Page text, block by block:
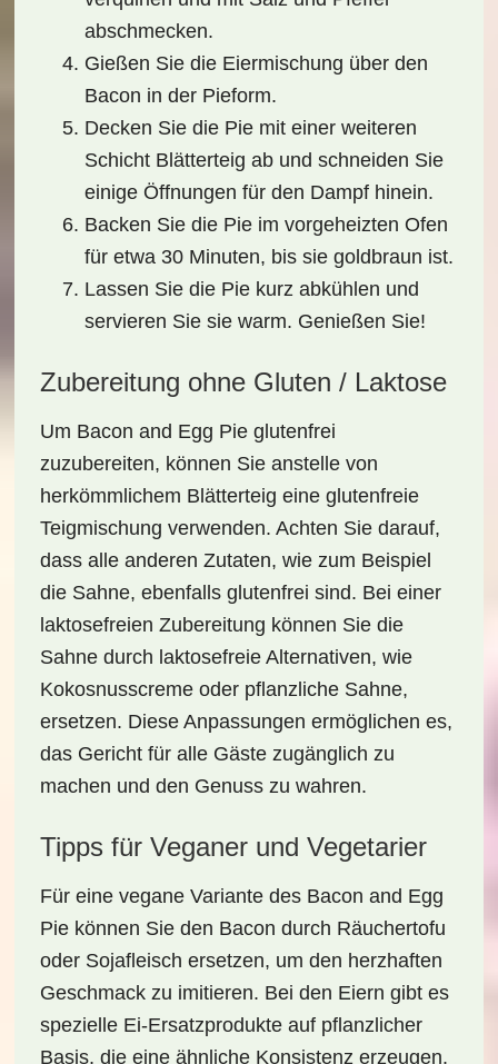
abschmecken.
Gießen Sie die Eiermischung über den
Bacon in der Pieform.
Decken Sie die Pie mit einer weiteren
Schicht Blätterteig ab und schneiden Sie
einige Öffnungen für den Dampf hinein.
Backen Sie die Pie im vorgeheizten Ofen
für etwa 30 Minuten, bis sie goldbraun ist.
Lassen Sie die Pie kurz abkühlen und
servieren Sie sie warm. Genießen Sie!
Zubereitung ohne Gluten / Laktose
Um Bacon and Egg Pie glutenfrei
zuzubereiten, können Sie anstelle von
herkömmlichem Blätterteig eine glutenfreie
Teigmischung verwenden. Achten Sie darauf,
dass alle anderen Zutaten, wie zum Beispiel
die Sahne, ebenfalls glutenfrei sind. Bei einer
laktosefreien Zubereitung können Sie die
Sahne durch laktosefreie Alternativen, wie
Kokosnusscreme oder pflanzliche Sahne,
ersetzen. Diese Anpassungen ermöglichen es,
das Gericht für alle Gäste zugänglich zu
machen und den Genuss zu wahren.
Tipps für Veganer und Vegetarier
Für eine vegane Variante des Bacon and Egg
Pie können Sie den Bacon durch Räuchertofu
oder Sojafleisch ersetzen, um den herzhaften
Geschmack zu imitieren. Bei den Eiern gibt es
spezielle Ei-Ersatzprodukteauf pflanzlicher
Basis, die eine ähnliche Konsistenz erzeugen.